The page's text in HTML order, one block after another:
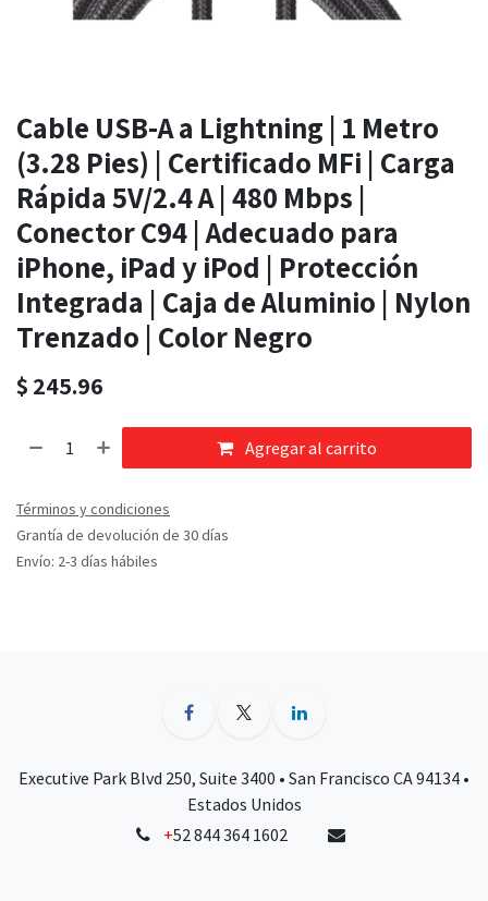
Cable USB-A a Lightning | 1 Metro
(3.28 Pies) | Certificado MFi | Carga
Rápida 5V/2.4 A | 480 Mbps |
Conector C94 | Adecuado para
iPhone, iPad y iPod | Protección
Integrada | Caja de Aluminio | Nylon
Trenzado | Color Negro
$ 245.96
Agregar al carrito
Términos y condiciones
Grantía de devolución de 30 días
Envío: 2-3 días hábiles
Executive Park Blvd 250, Suite 3400 • San Francisco CA 94134 •
Estados Unidos
+52 844 364 1602